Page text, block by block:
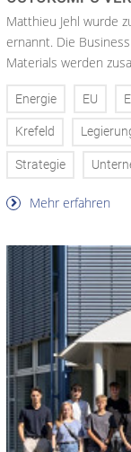
Matthieu Jehl wurde
ernannt. Die
Materials werden
Energie EU
Krefeld
Strategie
Mehr erfahren